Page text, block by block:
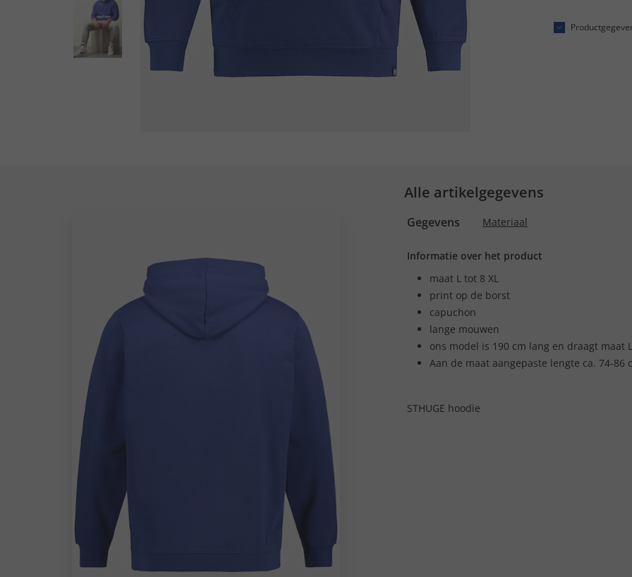
Alle artikelgegevens
Gegevens Materiaal
Informatie over het product
maat L tot 8 XL
print op de borst
capuchon
lange mouwen
ons model is 190 cm lang en draagt maat L
Aan de maat aangepaste lengte ca. 74-86
STHUGE hoodie